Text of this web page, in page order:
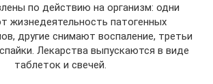
по действию на организм: одни
жизнедеятельность патогенных
другие снимают воспаление, третьи
Лекарства выпускаются в виде
таблеток и свечей.